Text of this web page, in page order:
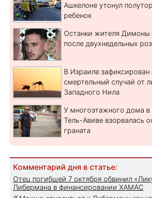
Ашкелоне утонул
ребенок
Останки жителя Димоны
после двухнедельных
В Израиле зафиксирован
смертельный случай от
Западного Нила
У многоэтажного дома
Тель-Авиве взорвалась
граната
Комментарий дня в статье:
Отец погибшей 7 октября обвинил
Либермана в финансировании ХАМАС